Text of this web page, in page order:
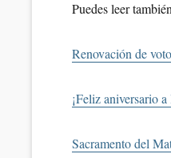
Puedes leer
Renovación de
¡Feliz aniversario
Sacramento del